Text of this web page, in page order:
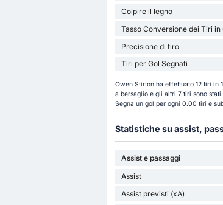
Colpire il legno
Tasso Conversione dei Tiri in
Precisione di tiro
Tiri per Gol Segnati
Owen Stirton ha effettuato 12 tiri in
a bersaglio e gli altri 7 tiri sono
Segna un gol per ogni 0.00 tiri e
Statistiche su assist,
Assist e passaggi
Assist
Assist previsti (xA)